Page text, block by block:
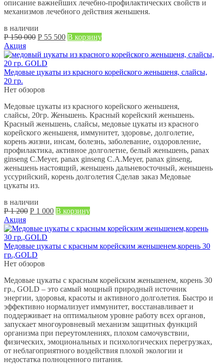
описание важнейших лечебно-профилактических свойств и
механизмов лечебного действия женьшеня.
в наличии
Р 150 000 Первоначальная
составляла
Р
150 000.
Р 55 500Текущая
Р
В корзину
Акция
Медовые цукаты из красного корейского женьшеня, слайсы,
20 гр.
Нет обзоров
Медовые цукаты из красного корейского женьшеня,
слайсы, 20гр. Женьшень. Красный корейский женьшень.
Красный женьшень, слайсы, медовые цукаты из красного
корейского женьшеня, иммунитет, здоровье, долголетие,
корень жизни, инсам, болезнь, заболевание, оздоровление,
профилактика, активное долголетие, белый женьшень, panax
ginseng C.Meyer, panax ginseng C.A.Meyer, panax ginseng,
женьшень настоящий, женьшень дальневосточный, женьшень
уссурийский, корень долголетия Сделав заказ Медовые
цукаты из.
в наличии
Р 1 200 Первоначальная
составляла
Р
1 200.
Р 1 000Текущая
Р
В корзину
Акция
Медовые цукаты с красным корейским женьшенем,корень 30
гр.,GOLD
Нет обзоров
Медовые цукаты с красным корейским женьшенем, корень 30
гр., GOLD – это самый мощный природный источник
энергии, здоровья, красоты и активного долголетия. Быстро и
эффективно нормализует иммунитет, восстанавливает и
поддерживает на оптимальном уровне работу всех органов,
запускает многоуровневый механизм защитных функций
организма при переутомлениях, плохом самочувствии,
физических, эмоциональных и психологических перегрузках,
от неблагоприятного воздействия плохой экологии и
недостатка полноценного питания.